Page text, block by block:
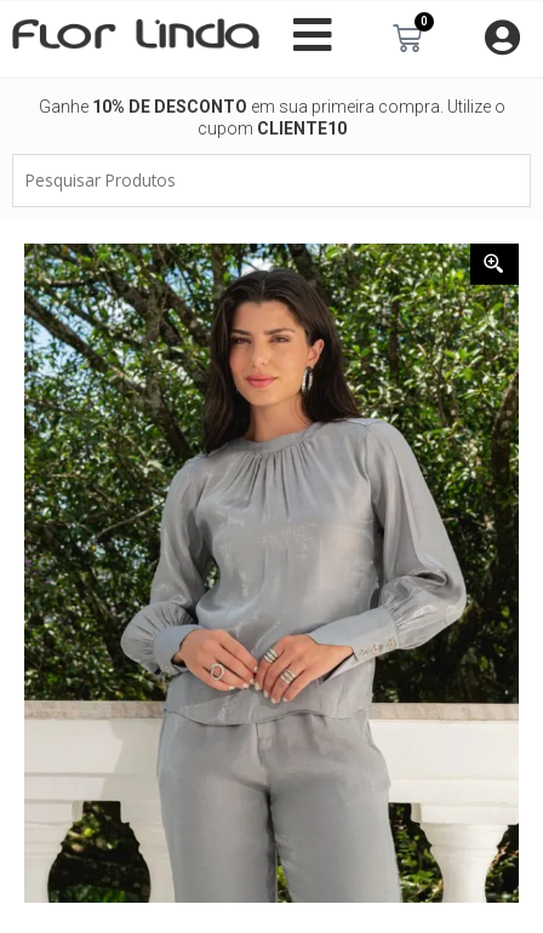
para
0
Carrinho
Ganhe 10% DE DESCONTO em sua primeira compra. Utilize o
cupom CLIENTE10
Produtos